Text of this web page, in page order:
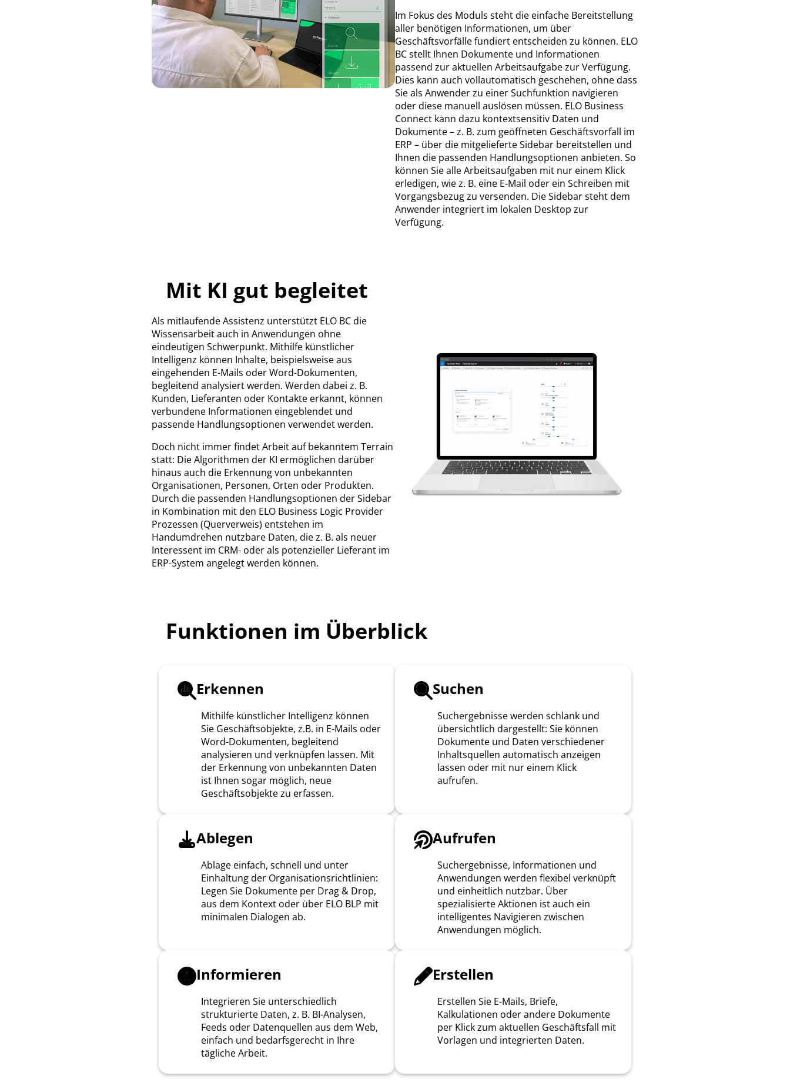
Im Fokus des Moduls steht die einfache Bereitstellung
aller benötigen Informationen, um über
Geschäftsvorfälle fundiert entscheiden zu können. ELO
BC stellt Ihnen Dokumente und Informationen
passend zur aktuellen Arbeitsaufgabe zur Verfügung.
Dies kann auch vollautomatisch geschehen, ohne dass
Sie als Anwender zu einer Suchfunktion navigieren
oder diese manuell auslösen müssen. ELO Business
Connect kann dazu kontextsensitiv Daten und
Dokumente – z. B. zum geöffneten Geschäftsvorfall im
ERP – über die mitgelieferte Sidebar bereitstellen und
Ihnen die passenden Handlungsoptionen anbieten. So
können Sie alle Arbeitsaufgaben mit nur einem Klick
erledigen, wie z. B. eine E-Mail oder ein Schreiben mit
Vorgangsbezug zu versenden. Die Sidebar steht dem
Anwender integriert im lokalen Desktop zur
Verfügung.
Mit KI gut begleitet
Als mitlaufende Assistenz unterstützt ELO BC die
Wissensarbeit auch in Anwendungen ohne
eindeutigen Schwerpunkt. Mithilfe künstlicher
Intelligenz können Inhalte, beispielsweise aus
eingehenden E-Mails oder Word-Dokumenten,
begleitend analysiert werden. Werden dabei z. B.
Kunden, Lieferanten oder Kontakte erkannt, können
verbundene Informationen eingeblendet und
passende Handlungsoptionen verwendet werden.
Doch nicht immer findet Arbeit auf bekanntem Terrain
statt: Die Algorithmen der KI ermöglichen darüber
hinaus auch die Erkennung von unbekannten
Organisationen, Personen, Orten oder Produkten.
Durch die passenden Handlungsoptionen der Sidebar
in Kombination mit den ELO Business Logic Provider
Prozessen (Querverweis) entstehen im
Handumdrehen nutzbare Daten, die z. B. als neuer
Interessent im CRM- oder als potenzieller Lieferant im
ERP-System angelegt werden können.
Funktionen im Überblick
Erkennen
Mithilfe künstlicher Intelligenz können
Sie Geschäftsobjekte, z.B. in E-Mails oder
Word-Dokumenten, begleitend
analysieren und verknüpfen lassen. Mit
der Erkennung von unbekannten Daten
ist Ihnen sogar möglich, neue
Geschäftsobjekte zu erfassen.
Suchen
Suchergebnisse werden schlank und
übersichtlich dargestellt: Sie können
Dokumente und Daten verschiedener
Inhaltsquellen automatisch anzeigen
lassen oder mit nur einem Klick
aufrufen.
Ablegen
Ablage einfach, schnell und unter
Einhaltung der Organisationsrichtlinien:
Legen Sie Dokumente per Drag & Drop,
aus dem Kontext oder über ELO BLP mit
minimalen Dialogen ab.
Aufrufen
Suchergebnisse, Informationen und
Anwendungen werden flexibel verknüpft
und einheitlich nutzbar. Über
spezialisierte Aktionen ist auch ein
intelligentes Navigieren zwischen
Anwendungen möglich.
Informieren
Integrieren Sie unterschiedlich
strukturierte Daten, z. B. BI-Analysen,
Feeds oder Datenquellen aus dem Web,
einfach und bedarfsgerecht in Ihre
tägliche Arbeit.
Erstellen
Erstellen Sie E-Mails, Briefe,
Kalkulationen oder andere Dokumente
per Klick zum aktuellen Geschäftsfall mit
Vorlagen und integrierten Daten.